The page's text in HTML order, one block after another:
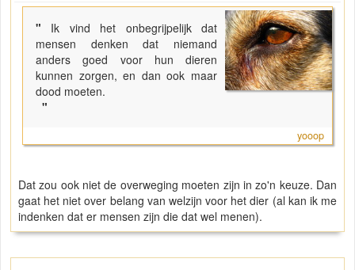
" Ik vind het onbegrijpelijk dat
mensen denken dat niemand
anders goed voor hun dieren
kunnen zorgen, en dan ook maar
dood moeten.
"
yooop
Dat zou ook niet de overweging moeten zijn in zo'n keuze. Dan
gaat het niet over belang van welzijn voor het dier (al kan ik me
indenken dat er mensen zijn die dat wel menen).